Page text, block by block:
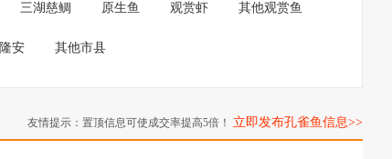
三湖慈鲷 原生鱼 观赏虾 其他观赏鱼
隆安 其他市县
友情提示：置顶信息可使成交率提高5倍！ 立即发布孔雀鱼信息>>